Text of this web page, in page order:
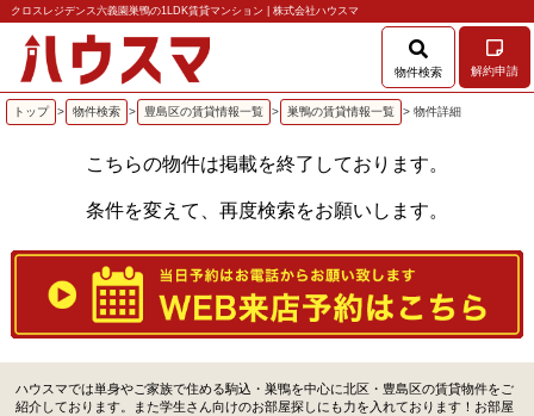
クロスレジデンス六義園巣鴨の1LDK賃貸マンション | 株式会社ハウスマ
物件検索 解約申請
トップ > 物件検索 > 豊島区の賃貸情報一覧 > 巣鴨の賃貸情報一覧 > 物件詳細
こちらの物件は掲載を終了しております。
条件を変えて、再度検索をお願いします。
ハウスマでは単身やご家族で住める駒込・巣鴨を中心に北区・豊島区の賃貸物件をご
紹介しております。また学生さん向けのお部屋探しにも力を入れております！お部屋